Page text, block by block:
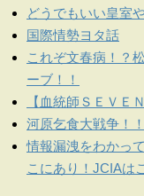
どうでもいい皇室
国際情勢ヨタ話
これぞ文春病！？
ーブ！！
【血統師ＳＥＶＥ
河原乞食大戦争！
情報漏洩をわかっ
こにあり！JCIAは